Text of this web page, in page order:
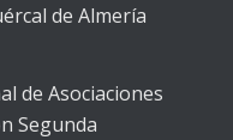
de Almería
de Asociaciones
Segunda